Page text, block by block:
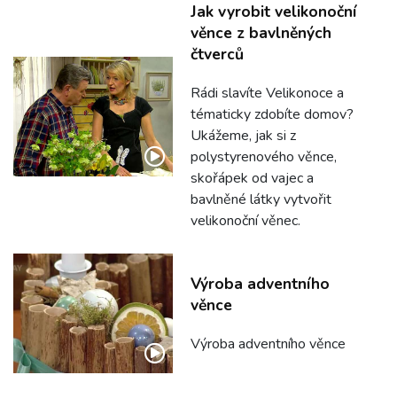
Jak vyrobit velikonoční
věnce z bavlněných
čtverců
Rádi slavíte Velikonoce a
tématicky zdobíte domov?
Ukážeme, jak si z
polystyrenového věnce,
skořápek od vajec a
bavlněné látky vytvořit
velikonoční věnec.
Výroba adventního
věnce
Výroba adventního věnce